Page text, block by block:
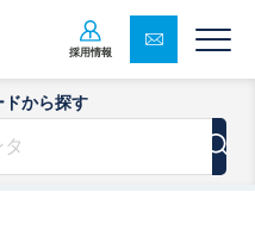
採用情報
ドから探す